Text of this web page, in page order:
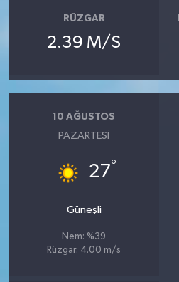
RÜZGAR
2.39 M/S
10 AĞUSTOS
PAZARTESI
27°
Güneşli
Nem: %39
Rüzgar: 4.00 m/s